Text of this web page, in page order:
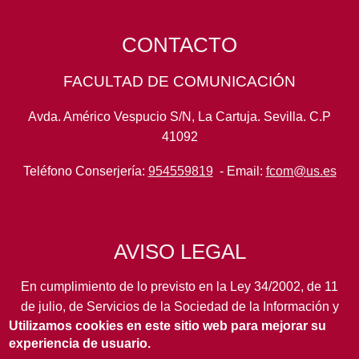
CONTACTO
FACULTAD DE COMUNICACIÓN
Avda. Américo Vespucio S/N, La Cartuja. Sevilla. C.P
41092
Teléfono Conserjería: 954559819- Email: fcom@us.es
AVISO LEGAL
En cumplimiento de lo previsto en la Ley 34/2002, de 11
de julio, de Servicios de la Sociedad de la Información y
de Comercio Electrónico, así como en otras normas de
legal aplicación, se pone en conocimiento de los
Utilizamos cookies en este sitio web para mejorar su
experiencia de usuario.